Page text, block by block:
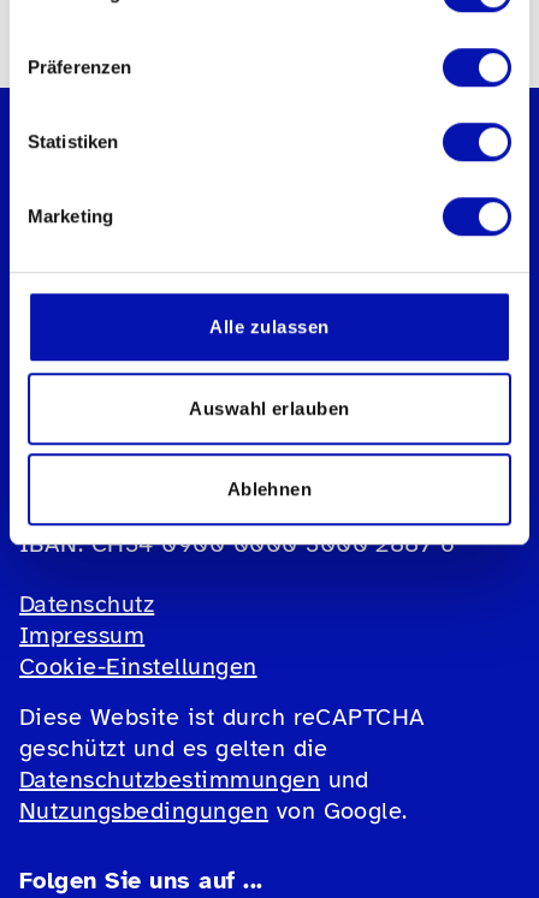
Präferenzen
Statistiken
Marketing
Alle zulassen
Auswahl erlauben
Ablehnen
Sehbehindertenverband sbv
Postfach
Telefon:031 390 88 00
info@sbv-fsa.ch
IBAN: CH34 0900 0000 3000 2887 6
Datenschutz
Impressum
Cookie-Einstellungen
Diese Website ist durch reCAPTCHA
geschützt und es gelten die
Datenschutzbestimmungen und
Nutzungsbedingungen von Google.
Folgen Sie uns auf ...